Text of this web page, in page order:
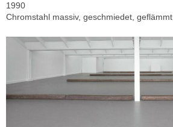
1990
Chromstahl massiv, geschmiedet, geflämmt